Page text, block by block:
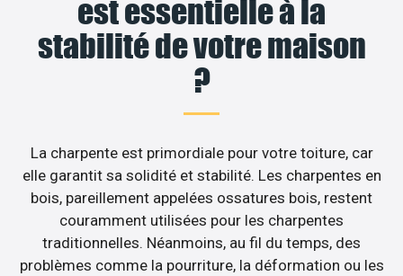
est essentielle à la
stabilité de votre maison
?
La charpente est primordiale pour votre toiture, car
elle garantit sa solidité et stabilité. Les charpentes en
bois, pareillement appelées ossatures bois, restent
couramment utilisées pour les charpentes
traditionnelles. Néanmoins, au fil du temps, des
problèmes comme la pourriture, la déformation ou les